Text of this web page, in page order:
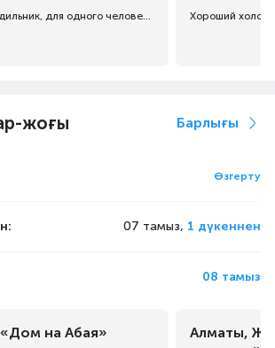
Нормальный холодильник, для одного человека самое то, по звуку не знаем, еще не включали.
жоғы Барлығы
Өзгерту
: 07 тамыз, 1 дүкеннен
08 тамыз
на Абая»
Алматы,